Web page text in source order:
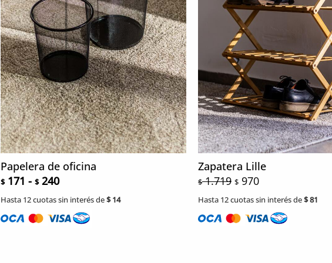
Papelera de oficina
$171 - $240
Hasta 12 cuotas sin interés de$14
Zapatera Lille
$1.719 $ 970
Hasta 12 cuotas sin interés de$81